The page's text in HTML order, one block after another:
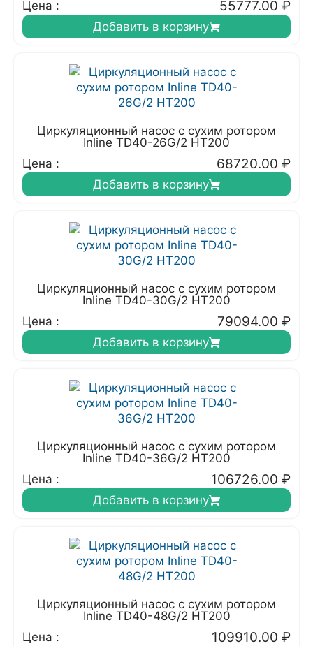
Цена : 55777.00 ₽
Добавить в корзину
Циркуляционный насос с сухим ротором
Inline TD40-26G/2 HT200
Цена :
68720.00 ₽
Добавить в корзину
Циркуляционный насос с сухим ротором
Inline TD40-30G/2 HT200
Цена :
79094.00 ₽
Добавить в корзину
Циркуляционный насос с сухим ротором
Inline TD40-36G/2 HT200
Цена :
106726.00 ₽
Добавить в корзину
Циркуляционный насос с сухим ротором
Inline TD40-48G/2 HT200
Цена :
109910.00 ₽